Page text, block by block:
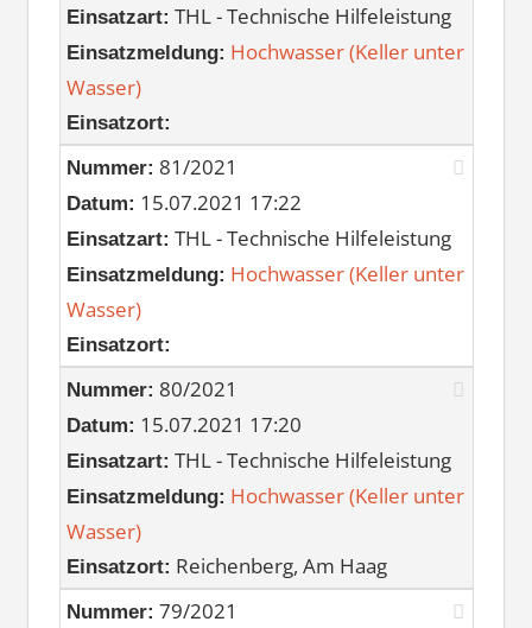
Einsatzart: THL - Technische Hilfeleistung
Einsatzmeldung: Hochwasser (Keller unter
Wasser)
Einsatzort:
Nummer: 81/2021
Datum: 15.07.2021 17:22
Einsatzart: THL - Technische Hilfeleistung
Einsatzmeldung: Hochwasser (Keller unter
Wasser)
Einsatzort:
Nummer: 80/2021
Datum: 15.07.2021 17:20
Einsatzart: THL - Technische Hilfeleistung
Einsatzmeldung: Hochwasser (Keller unter
Wasser)
Einsatzort: Reichenberg, Am Haag
Nummer: 79/2021